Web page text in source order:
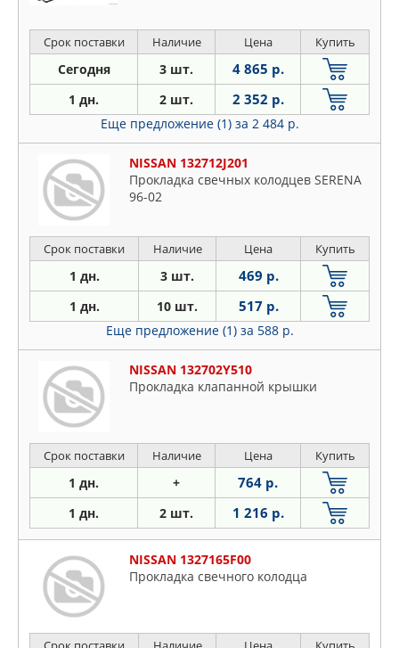
Срок поставки Наличие Цена Купить
Сегодня 3 шт. 4 865 р.
1 дн. 2 шт. 2 352 р.
Еще предложение (1) за 2 484 р.
NISSAN 132712J201
Прокладка свечных колодцев SERENA
96-02
Срок поставки Наличие Цена Купить
1 дн. 3 шт. 469 р.
1 дн. 10 шт. 517 р.
Еще предложение (1) за 588 р.
NISSAN 132702Y510
Прокладка клапанной крышки
Срок поставки Наличие Цена Купить
1 дн. + 764 р.
1 дн. 2 шт. 1 216 р.
NISSAN 1327165F00
Прокладка свечного колодца